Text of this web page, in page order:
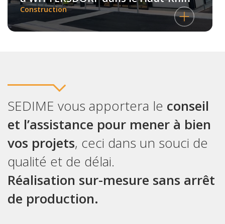
Construction
SEDIME vous apportera le conseil
et l’assistance pour mener à bien
vos projets, ceci dans un souci de
qualité et de délai.
Réalisation sur-mesure sans arrêt
de production.